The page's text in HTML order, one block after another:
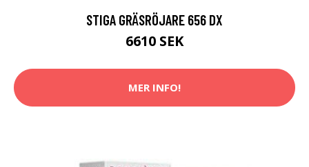
STIGA GRÄSRÖJARE 656 DX
6610 SEK
MER INFO!